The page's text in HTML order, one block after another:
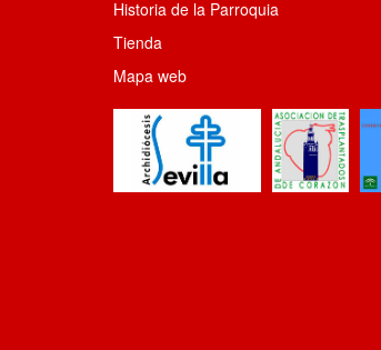
Historia de la Parroquia
Tienda
Mapa web